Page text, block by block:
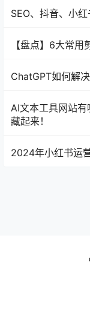
SEO、抖音、小
【盘点】6大常
ChatGPT如何解
AI文本工具网站
藏起来！
2024年小红书运